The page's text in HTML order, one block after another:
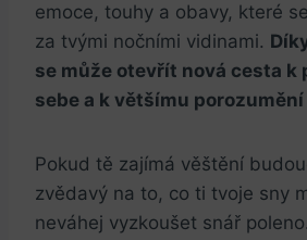
emoce, touhy a obavy, které
za tvými nočními vidinami.
se může otevřít nová cesta k
sebe a k většímu
Pokud tě zajímá věštění
zvědavý na to, co ti tvoje sny
neváhej vyzkoušet snář